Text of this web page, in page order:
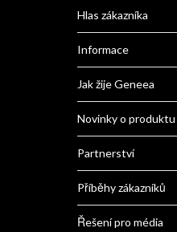
Hlas zákazníka
Informace
Jak žije Geneea
Novinky o produktu
Partnerství
Příběhy zákazníků
Řešení pro média